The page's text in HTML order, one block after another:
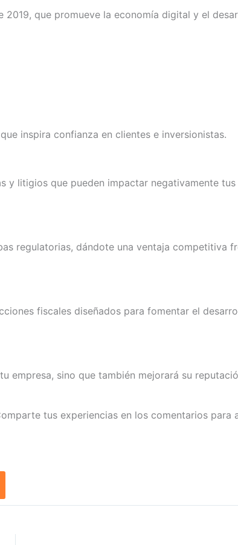
que promueve la economía digital y el
inspira confianza en clientes e inversionistas.
y litigios que pueden impactar negativamente tus
regulatorias, dándote una ventaja competitiva
fiscales diseñados para fomentar el
empresa, sino que también mejorará su
tus experiencias en los comentarios para